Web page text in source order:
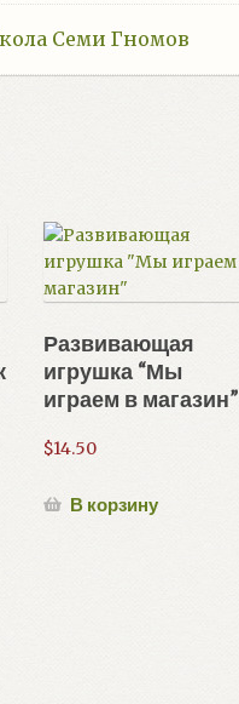
Семи Гномов
Развивающая
игрушка “Мы
играем в магазин”
$14.50
В корзину